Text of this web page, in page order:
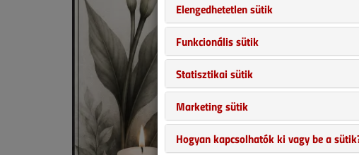
Elengedhetetlen sütik
Funkcionális sütik
Statisztikai sütik
Marketing sütik
Hogyan kapcsolhatók ki vagy be a